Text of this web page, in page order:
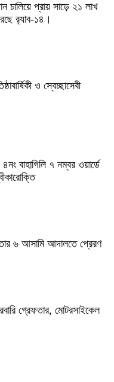
চালিয়ে প্রায় সাড়ে ২১ লাখ
র‌্যাব-১৪।
ও স্বেচ্ছাসেবী
বাহাগিলি ৭ নম্বর ওয়ার্ডে
৬ আসামি আদালতে প্রেরণ
গ্রেফতার, মোটরসাইকেল